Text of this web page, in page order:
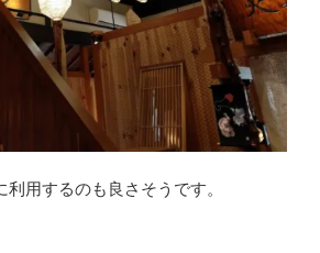
用するのも良さそうです。